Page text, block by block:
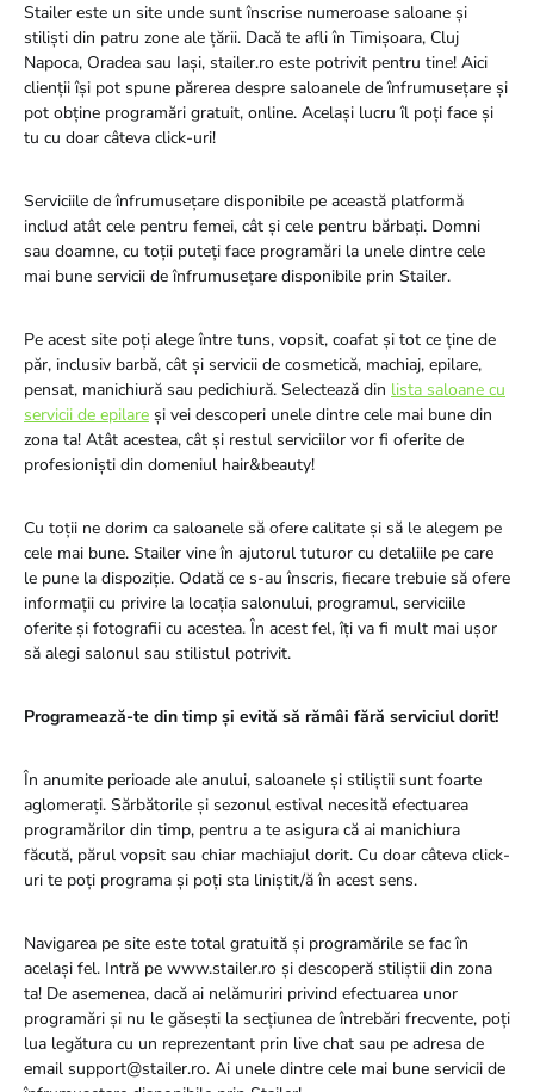
Stailer este un site unde sunt înscrise numeroase saloane și
stiliști din patru zone ale țării. Dacă te afli în Timișoara, Cluj
Napoca, Oradea sau Iași, stailer.ro este potrivit pentru tine! Aici
clienții își pot spune părerea despre saloanele de înfrumusețare și
pot obține programări gratuit, online. Același lucru îl poți face și
tu cu doar câteva click-uri!
Serviciile de înfrumusețare disponibile pe această platformă
includ atât cele pentru femei, cât și cele pentru bărbați. Domni
sau doamne, cu toții puteți face programări la unele dintre cele
mai bune servicii de înfrumusețare disponibile prin Stailer.
Pe acest site poți alege între tuns, vopsit, coafat și tot ce ține de
păr, inclusiv barbă, cât și servicii de cosmetică, machiaj, epilare,
pensat, manichiură sau pedichiură. Selectează din lista saloane cu
servicii de epilare și vei descoperi unele dintre cele mai bune din
zona ta! Atât acestea, cât și restul serviciilor vor fi oferite de
profesioniști din domeniul hair&beauty!
Cu toții ne dorim ca saloanele să ofere calitate și să le alegem pe
cele mai bune. Stailer vine în ajutorul tuturor cu detaliile pe care
le pune la dispoziție. Odată ce s-au înscris, fiecare trebuie să ofere
informații cu privire la locația salonului, programul, serviciile
oferite și fotografii cu acestea. În acest fel, îți va fi mult mai ușor
să alegi salonul sau stilistul potrivit.
Programează-te din timp și evită să rămâi fără serviciul dorit!
În anumite perioade ale anului, saloanele și stiliștii sunt foarte
aglomerați. Sărbătorile și sezonul estival necesită efectuarea
programărilor din timp, pentru a te asigura că ai manichiura
făcută, părul vopsit sau chiar machiajul dorit. Cu doar câteva click-
uri te poți programa și poți sta liniștit/ă în acest sens.
Navigarea pe site este total gratuită și programările se fac în
același fel. Intră pe www.stailer.ro și descoperă stiliștii din zona
ta! De asemenea, dacă ai nelămuriri privind efectuarea unor
programări și nu le găsești la secțiunea de întrebări frecvente, poți
lua legătura cu un reprezentant prin live chat sau pe adresa de
email support@stailer.ro. Ai unele dintre cele mai bune servicii de